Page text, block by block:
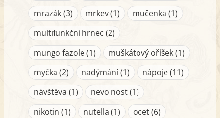
mrazák (3)
mrkev (1)
mučenka (1)
multifunkční hrnec (2)
mungo fazole (1)
muškátový oříšek (1)
myčka (2)
nadýmání (1)
nápoje (11)
návštěva (1)
nevolnost (1)
nikotin (1)
nutella (1)
ocet (6)